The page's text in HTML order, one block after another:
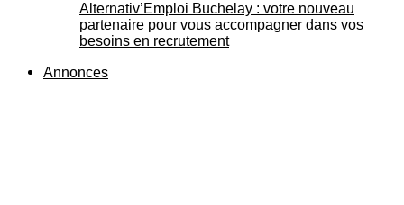
Alternativ’Emploi Buchelay : votre nouveau
partenaire pour vous accompagner dans vos
besoins en recrutement
Annonces